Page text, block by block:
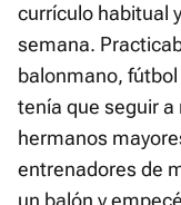
currículo habitual
semana.
balonmano,
tenía que seguir
hermanos
entrenadores de
un balón y